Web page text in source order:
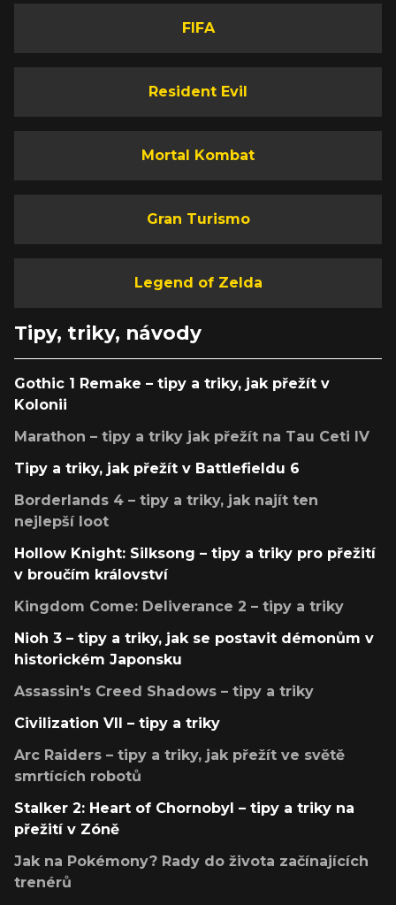
FIFA
Resident Evil
Mortal Kombat
Gran Turismo
Legend of Zelda
Tipy, triky, návody
Gothic 1 Remake – tipy a triky, jak přežít v
Kolonii
Marathon – tipy a triky jak přežít na Tau Ceti IV
Tipy a triky, jak přežít v Battlefieldu 6
Borderlands 4 – tipy a triky, jak najít ten
nejlepší loot
Hollow Knight: Silksong – tipy a triky pro přežití
v broučím království
Kingdom Come: Deliverance 2 – tipy a triky
Nioh 3 – tipy a triky, jak se postavit démonům v
historickém Japonsku
Assassin's Creed Shadows – tipy a triky
Civilization VII – tipy a triky
Arc Raiders – tipy a triky, jak přežít ve světě
smrtících robotů
Stalker 2: Heart of Chornobyl – tipy a triky na
přežití v Zóně
Jak na Pokémony? Rady do života začínajících
trenérů